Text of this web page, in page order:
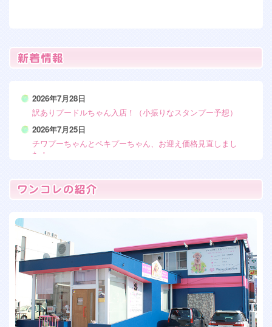
2026年7月28日
訳ありプードルちゃん入店！（小振りなスタンプー予想）
2026年7月25日
チワプーちゃんとペキプーちゃん、お迎え価格見直しまし
た！
フレンチブルドッグ女の子 残り2人！
2026年6月13日
ペキプー ミックス犬の女の子入店！
2026年6月10日
ミックス犬 ペキプー女の子入店します！
2026年5月28日
可愛すぎるミックス犬女の子達入店！ チワプー&マルシーズ
ー